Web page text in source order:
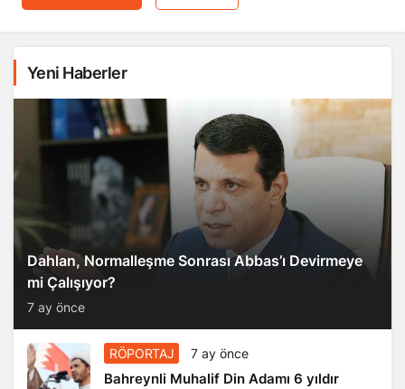
Yeni Haberler
Dahlan, Normalleşme Sonrası Abbas’ı Devirmeye
mi Çalışıyor?
7 ay önce
RÖPORTAJ 7 ay önce
Bahreynli Muhalif Din Adamı 6 yıldır